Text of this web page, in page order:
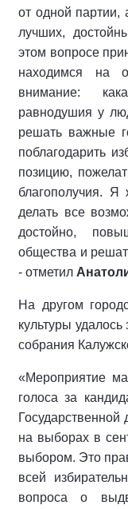
от одной партии,
лучших,
этом вопросе
находимся на
внимание:
равнодушия у
решать важные
поблагодарить
позицию,
благополучия.
делать все
достойно,
общества и
- отметил
На другом
культуры удалось
собрания
«Мероприятие
голоса за
на выборах в
выбором. Это
всей
вопроса о